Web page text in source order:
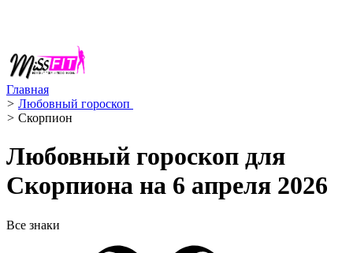
Главная
> Любовный гороскоп ️
> Скорпион ️
Любовный гороскоп для
Скорпиона на 6 апреля 2026
Все знаки